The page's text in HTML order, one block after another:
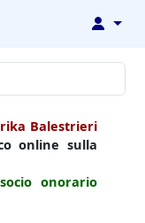
↓
Balestrieri
online sulla
onorario